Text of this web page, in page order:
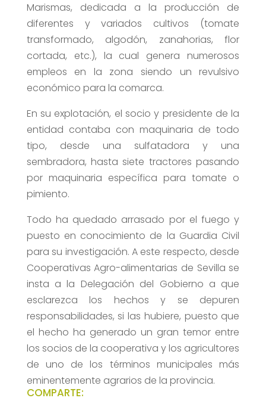
Marismas, dedicada a la producción de
diferentes y variados cultivos (tomate
transformado, algodón, zanahorias, flor
cortada, etc.), la cual genera numerosos
empleos en la zona siendo un revulsivo
económico para la comarca.
En su explotación, el socio y presidente de la
entidad contaba con maquinaria de todo
tipo, desde una sulfatadora y una
sembradora, hasta siete tractores pasando
por maquinaria específica para tomate o
pimiento.
Todo ha quedado arrasado por el fuego y
puesto en conocimiento de la Guardia Civil
para su investigación. A este respecto, desde
Cooperativas Agro-alimentarias de Sevilla se
insta a la Delegación del Gobierno a que
esclarezca los hechos y se depuren
responsabilidades, si las hubiere, puesto que
el hecho ha generado un gran temor entre
los socios de la cooperativa y los agricultores
de uno de los términos municipales más
eminentemente agrarios de la provincia.
COMPARTE: